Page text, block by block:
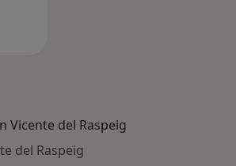
Vicente del Raspeig
del Raspeig